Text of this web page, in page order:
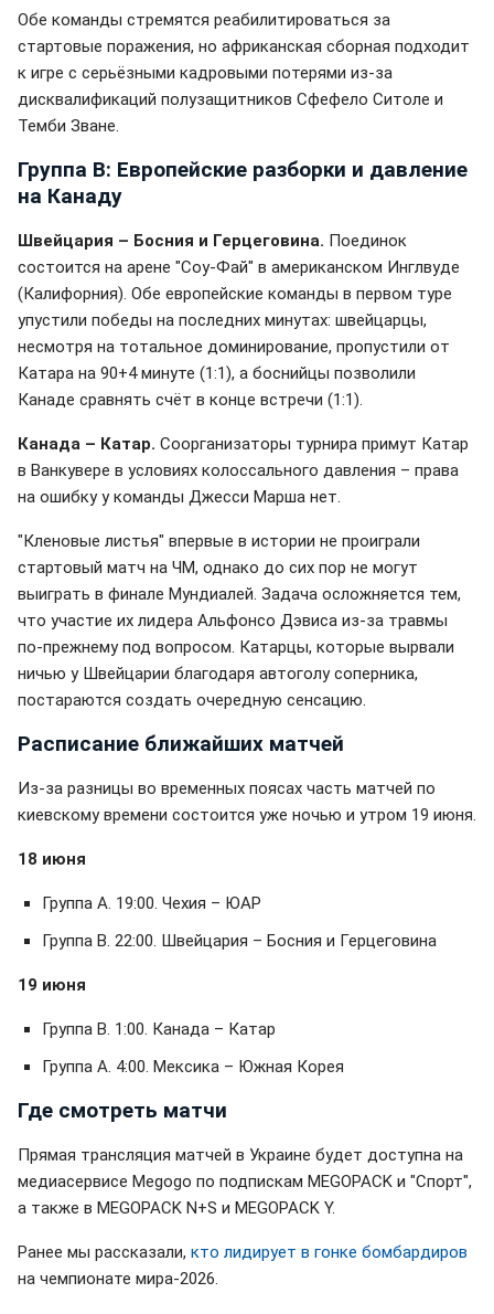
Обе команды стремятся реабилитироваться за
стартовые поражения, но африканская сборная подходит
к игре с серьёзными кадровыми потерями из-за
дисквалификаций полузащитников Сфефело Ситоле и
Темби Зване.
Группа B: Европейские разборки и давление
на Канаду
Швейцария – Босния и Герцеговина. Поединок
состоится на арене "Соу-Фай" в американском Инглвуде
(Калифорния). Обе европейские команды в первом туре
упустили победы на последних минутах: швейцарцы,
несмотря на тотальное доминирование, пропустили от
Катара на 90+4 минуте (1:1), а боснийцы позволили
Канаде сравнять счёт в конце встречи (1:1).
Канада – Катар. Соорганизаторы турнира примут Катар
в Ванкувере в условиях колоссального давления – права
на ошибку у команды Джесси Марша нет.
"Кленовые листья" впервые в истории не проиграли
стартовый матч на ЧМ, однако до сих пор не могут
выиграть в финале Мундиалей. Задача осложняется тем,
что участие их лидера Альфонсо Дэвиса из-за травмы
по-прежнему под вопросом. Катарцы, которые вырвали
ничью у Швейцарии благодаря автоголу соперника,
постараются создать очередную сенсацию.
Расписание ближайших матчей
Из-за разницы во временных поясах часть матчей по
киевскому времени состоится уже ночью и утром 19 июня.
18 июня
Группа А. 19:00. Чехия – ЮАР
Группа B. 22:00. Швейцария – Босния и Герцеговина
19 июня
Группа B. 1:00. Канада – Катар
Группа А. 4:00. Мексика – Южная Корея
Где смотреть матчи
Прямая трансляция матчей в Украине будет доступна на
медиасервисе Megogo по подпискам MEGOPACK и "Спорт",
а также в MEGOPACK N+S и MEGOPACK Y.
Ранее мы рассказали, кто лидирует в гонке бомбардиров
на чемпионате мира-2026.